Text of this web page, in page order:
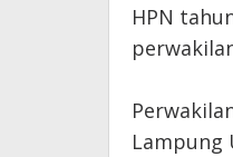
HPN
Lampung